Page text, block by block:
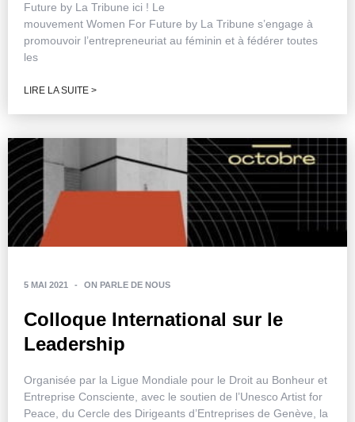
Future by La Tribune ici ! Le
mouvement Women For Future by La Tribune s’engage à
promouvoir l’entrepreneuriat au féminin et à fédérer toutes
les
LIRE LA SUITE >
5 MAI 2021 - ON PARLE DE NOUS
Colloque International sur le
Leadership
Organisée par la Ligue Mondiale pour le Droit au Bonheur et
Entreprise Consciente, avec le soutien de l’Unesco Artist for
Peace, du Cercle des Dirigeants d’Entreprises de Genève, la